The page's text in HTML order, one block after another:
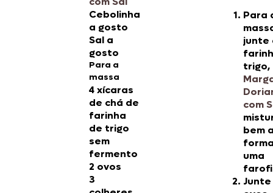
Cebolinha
a gosto
Sal a
gosto
Para a
massa
4 xícaras
de chá de
farinha
de trigo
sem
fermento
2 ovos
3
Para
junte
trigo,
com
bem
uma